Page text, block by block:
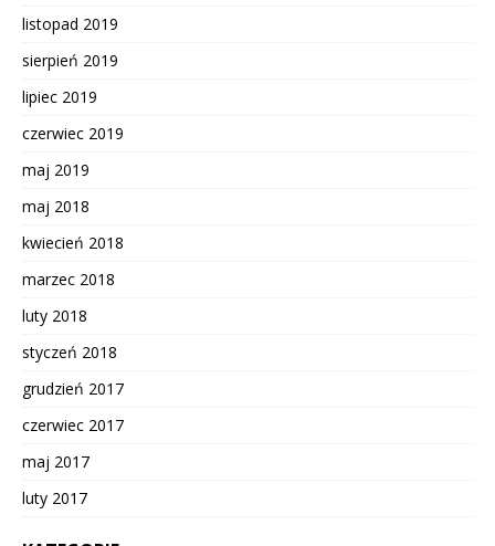
listopad 2019
sierpień 2019
lipiec 2019
czerwiec 2019
maj 2019
maj 2018
kwiecień 2018
marzec 2018
luty 2018
styczeń 2018
grudzień 2017
czerwiec 2017
maj 2017
luty 2017